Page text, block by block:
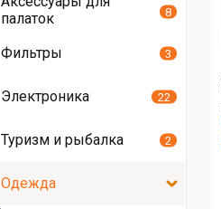
палаток
8
Фильтры 3
Электроника 22
Туризм и рыбалка 2
Одежда